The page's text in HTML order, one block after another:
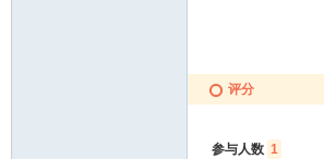
评分
参与人数 1